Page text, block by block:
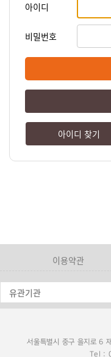
아이디
비밀번호
아이디 찾기
이용약관
서울특별시 중구 을지로 6
Tel :